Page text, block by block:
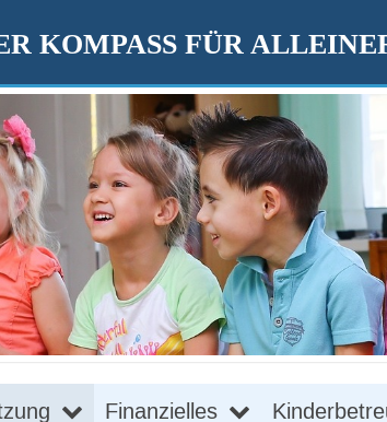
KOMPASS FÜR
Finanzielles